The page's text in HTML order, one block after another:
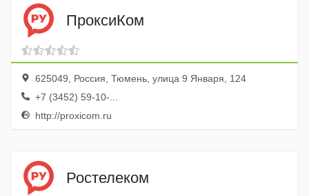
ПроксиКом
625049, Россия, Тюмень, улица 9 Января, 124
+7 (3452) 59-10-...
http://proxicom.ru
Ростелеком